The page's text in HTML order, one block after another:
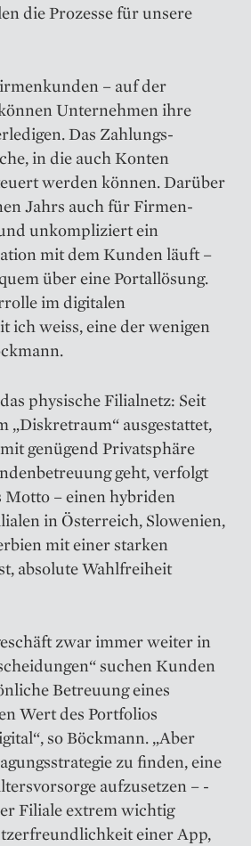
die Prozesse für unsere
– auf der
Unternehmen ihre
Das Zahlungs­
in die auch Konten
werden können. ­Darüber
Jahrs auch für Firmen­
unkompliziert ein
mit dem Kunden läuft –
über eine Portallösung.
im digitalen
ich weiss, eine der wenigen
physische Filialnetz: Seit
„Diskretraum“ ­ausgestattet,
genügend Privatsphäre
geht, verfolgt
Motto – einen hybriden
in Österreich, Slowenien,
mit einer starken
absolute Wahlfreiheit
zwar immer weiter in
suchen Kunden
Betreuung eines
Wert des Portfolios
so Böckmann. „Aber
zu finden, eine
aufzusetzen –
Filiale extrem wichtig
einer App,